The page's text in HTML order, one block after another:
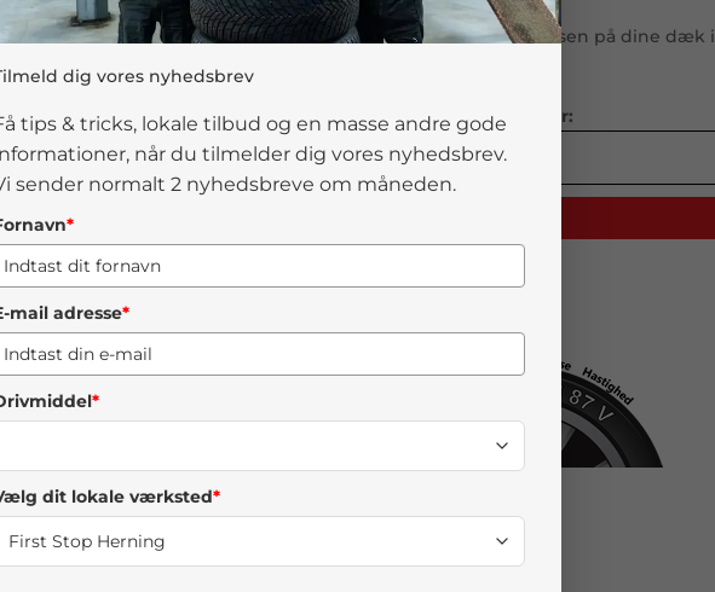
til din bil, ved at indtaste registreringsnummeret eller størrelsen på dine dæk i
Indtast registreringsnummer:
dig vores nyhedsbrev
tips & tricks, lokale tilbud og en masse andre gode
når du tilmelder dig vores nyhedsbrev.
sender normalt 2 nyhedsbreve om måneden.
*
mail adresse*
*
dit lokale værksted*